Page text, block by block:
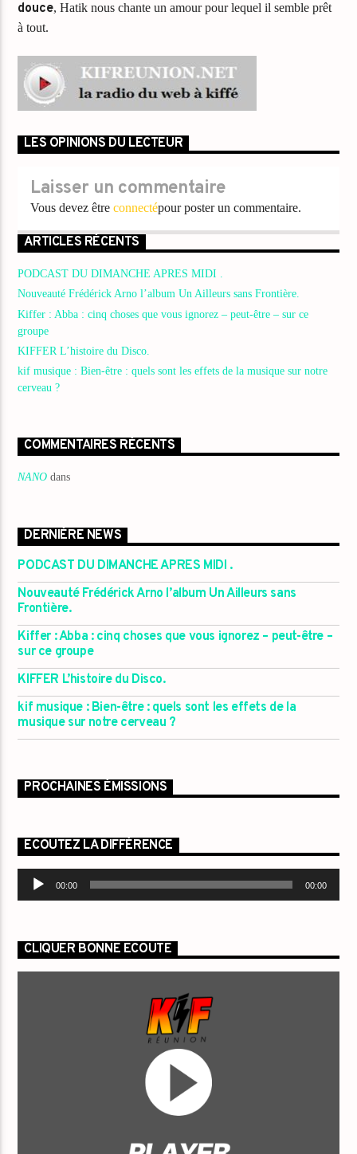
douce, Hatik nous chante un amour pour lequel il semble prêt
à tout.
LES OPINIONS DU LECTEUR
Laisser un commentaire
Vous devez êtreconnectépour poster un commentaire.
ARTICLES RÉCENTS
PODCAST DU DIMANCHE APRES MIDI .
Nouveauté Frédérick Arno l’album Un Ailleurs sans Frontière.
Kiffer : Abba : cinq choses que vous ignorez – peut-être – sur ce
groupe
KIFFER L’histoire du Disco.
kif musique : Bien-être : quels sont les effets de la musique sur notre
cerveau ?
COMMENTAIRES RÉCENTS
NANO dans
DERNIÈRE NEWS
PODCAST DU DIMANCHE APRES MIDI .
Nouveauté Frédérick Arno l’album Un Ailleurs sans
Frontière.
Kiffer : Abba : cinq choses que vous ignorez – peut-être –
sur ce groupe
KIFFER L’histoire du Disco.
kif musique : Bien-être : quels sont les effets de la
musique sur notre cerveau ?
PROCHAINES ÉMISSIONS
ECOUTEZ LA DIFFÉRENCE
Lecteur
00:00 00:00
CLIQUER BONNE ECOUTE